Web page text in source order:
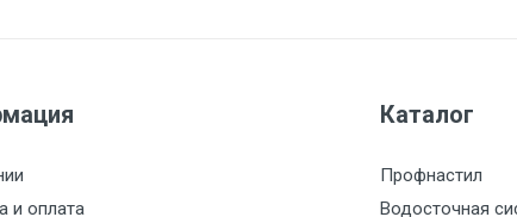
35р./км за МКАД
35р./км за МКАД
и оплата
Каталог
Профнастил
Водосточная